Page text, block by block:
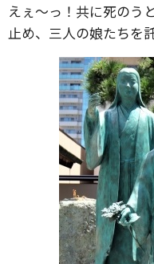
えぇ〜っ！共に死のう
止め、三人の娘たちを